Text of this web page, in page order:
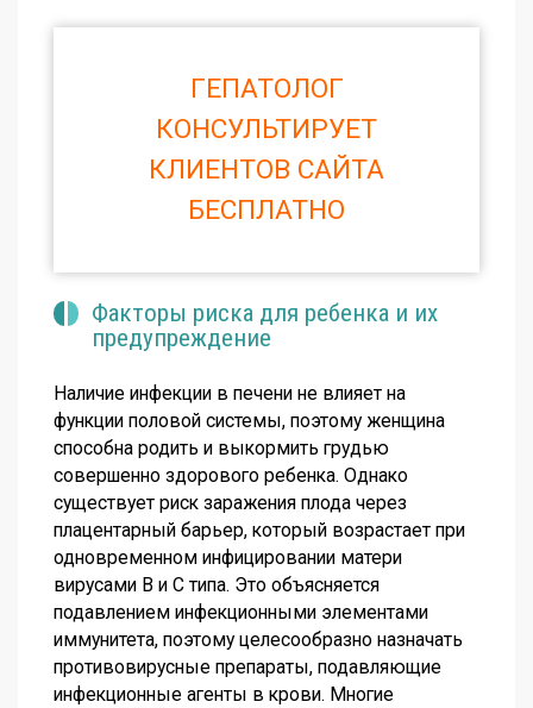
ГЕПАТОЛОГ
КОНСУЛЬТИРУЕТ
КЛИЕНТОВ САЙТА
БЕСПЛАТНО
Факторы риска для ребенка и их
предупреждение
Наличие инфекции в печени не влияет на
функции половой системы, поэтому женщина
способна родить и выкормить грудью
совершенно здорового ребенка. Однако
существует риск заражения плода через
плацентарный барьер, который возрастает при
одновременном инфицировании матери
вирусами В и С типа. Это объясняется
подавлением инфекционными элементами
иммунитета, поэтому целесообразно назначать
противовирусные препараты, подавляющие
инфекционные агенты в крови. Многие